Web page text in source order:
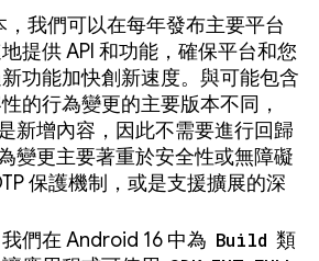
，我們可以在每年發布主要平台
提供 API 和功能，確保平台和您
功能加快創新速度。與可能包含
的行為變更的主要版本不同，
新增內容，因此不需要進行回歸
變更主要著重於安全性或無障礙
保護機制，或是支援擴展的深
們在 Android 16 中為 Build 類